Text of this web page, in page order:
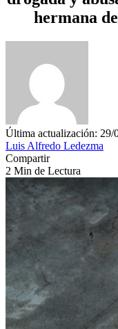
hermana
Última actualización: 29/
Luis Alfredo Ledezma
Compartir
2 Min de Lectura